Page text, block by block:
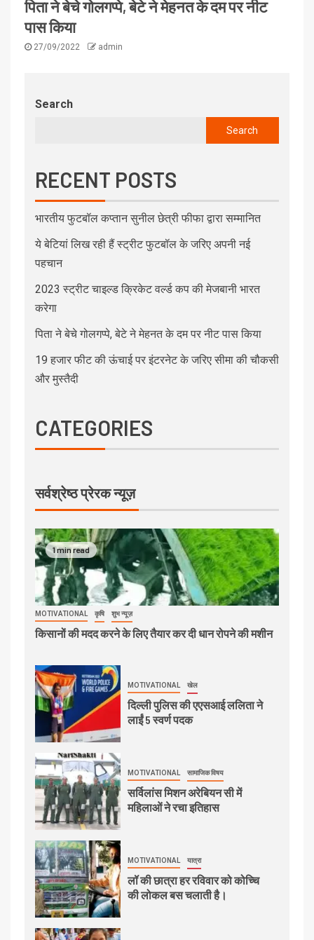
पिता ने बेचे गोलगप्पे, बेटे ने मेहनत के दम पर नीट
पास किया
27/09/2022 admin
Search
Search
RECENT POSTS
भारतीय फुटबॉल कप्तान सुनील छेत्री फीफा द्वारा सम्मानित
ये बेटियां लिख रही हैं स्ट्रीट फुटबॉल के जरिए अपनी नई
पहचान
2023 स्ट्रीट चाइल्ड क्रिकेट वर्ल्ड कप की मेजबानी भारत
करेगा
पिता ने बेचे गोलगप्पे, बेटे ने मेहनत के दम पर नीट पास किया
19 हजार फीट की ऊंचाई पर इंटरनेट के जरिए सीमा की चौकसी
और मुस्तैदी
CATEGORIES
सर्वश्रेष्ठ प्रेरक न्यूज़
1 min read
MOTIVATIONAL कृषि शुभ न्यूज़
किसानों की मदद करने के लिए तैयार कर दी धान रोपने की मशीन
MOTIVATIONAL खेल
दिल्ली पुलिस की एएसआई ललिता ने
लाईं 5 स्वर्ण पदक
MOTIVATIONAL सामाजिक विषय
सर्विलांस मिशन अरेबियन सी में
महिलाओं ने रचा इतिहास
MOTIVATIONAL यात्रा
लॉ की छात्रा हर रविवार को कोच्चि
की लोकल बस चलाती है।